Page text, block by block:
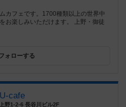
カフェです。1700種類以上の世界中
お楽しみいただけます。 上野・御徒
ォローする
U-cafe
野1-2-6 長谷川ビル2F